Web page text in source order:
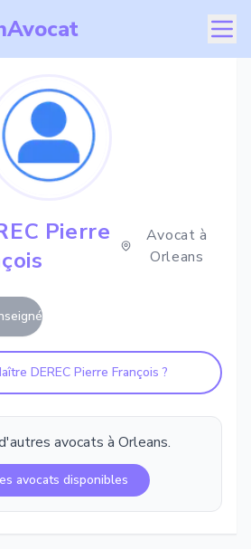
Pierre
Avocat à
Orleans
DEREC Pierre François ?
avocats à Orleans.
avocats disponibles